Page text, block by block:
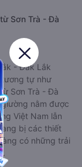
Sơn Trà - Đà
- Đắk Lắk
tương tự như
Sơn Trà - Đà
nằm được
Việt Nam lẫn
bị các thiết
có những trải